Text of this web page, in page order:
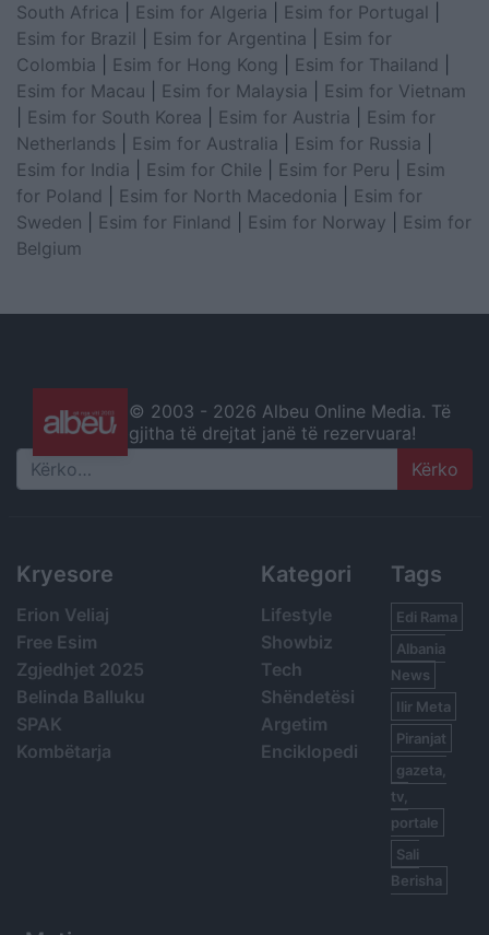
South Africa
Esim for Algeria Esim for Portugal
Esim for Brazil
Esim for Argentina
Esim for
Colombia
Esim for Hong Kong Esim for Thailand
Esim for Macau
Esim for Malaysia
Esim for Vietnam
Esim for South Korea Esim for Austria
Esim for
Netherlands
Esim for Australia Esim for Russia
Esim for India
Esim for Chile Esim for Peru
Esim
for Poland
Esim for North Macedonia
Esim for
Sweden
Esim for Finland Esim for Norway
Esim for
Belgium
© 2003 - 2026 Albeu Online Media. Të
gjitha të drejtat janë të rezervuara!
Search
Kryesore
Erion Veliaj
Free Esim
Zgjedhjet 2025
Belinda Balluku
SPAK
Kombëtarja
Kategori
Lifestyle
Showbiz
Tech
Shëndetësi
Argetim
Enciklopedi
Tags
Edi Rama
Albania
News
Ilir Meta
Piranjat
gazeta,
tv,
portale
Sali
Berisha